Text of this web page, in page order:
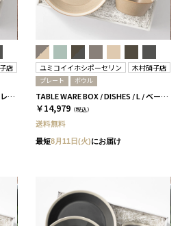
店
TABLE WARE BOX / DISHES / L / グレー［イイホシユミコ×木村硝子店］
ユミコイイホシポーセリン 木村硝子店
プレート ボウル
TABLE WARE BOX / DISHES / L / ベージュ［イイホシユミコ×木村硝子店］
￥14,979 （税込）
送料無料
最短8月11日(火)にお届け